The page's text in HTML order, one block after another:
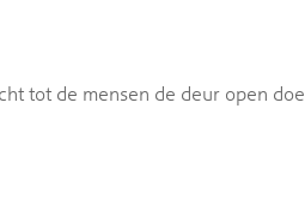
tot de mensen de deur open